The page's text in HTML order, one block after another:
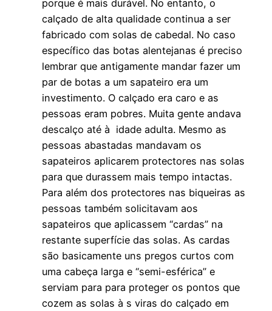
porque é mais durável. No entanto, o
calçado de alta qualidade continua a ser
fabricado com solas de cabedal. No caso
específico das botas alentejanas é preciso
lembrar que antigamente mandar fazer um
par de botas a um sapateiro era um
investimento. O calçado era caro e as
pessoas eram pobres. Muita gente andava
descalço até à idade adulta. Mesmo as
pessoas abastadas mandavam os
sapateiros aplicarem protectores nas solas
para que durassem mais tempo intactas.
Para além dos protectores nas biqueiras as
pessoas também solicitavam aos
sapateiros que aplicassem “cardas” na
restante superfície das solas. As cardas
são basicamente uns pregos curtos com
uma cabeça larga e “semi-esférica” e
serviam para para proteger os pontos que
cozem as solas à s viras do calçado em